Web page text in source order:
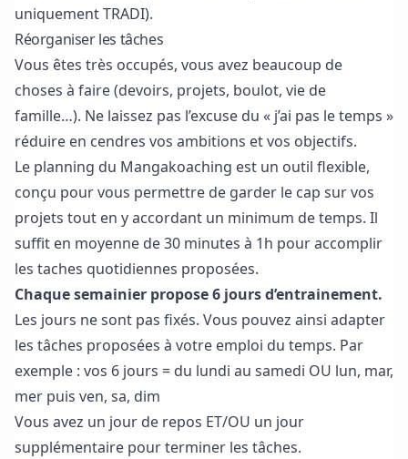
uniquement TRADI).
Réorganiser les tâches
Vous êtes très occupés, vous avez beaucoup de
choses à faire (devoirs, projets, boulot, vie de
famille…). Ne laissez pas l’excuse du « j’ai pas le temps »
réduire en cendres vos ambitions etvos objectifs.
Le planning du Mangakoaching est un outil flexible,
conçu pour vous permettre de garder le cap sur vos
projets tout en y accordant un minimum de temps. Il
suffit en moyenne de 30 minutes à 1h pour accomplir
les taches quotidiennes proposées.
Chaque semainier propose 6 jours d’entrainement.
Les jours ne sont pas fixés. Vous pouvez ainsi adapter
les tâches proposées à votre emploi du temps. Par
exemple : vos 6 jours = du lundi au samedi OU lun, mar,
mer puis ven, sa, dim
Vous avez un jour de repos ET/OU un jour
supplémentaire pour terminer les tâches.